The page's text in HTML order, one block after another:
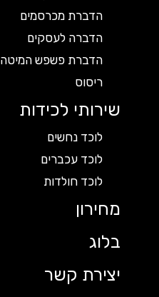
הדברת מכרסמים
הדברה לעסקים
הדברת פשפש המיטה
ריסוס
שירותי לכידות
לוכד נחשים
לוכד עכברים
לוכד חולדות
מחירון
בלוג
יצירת קשר